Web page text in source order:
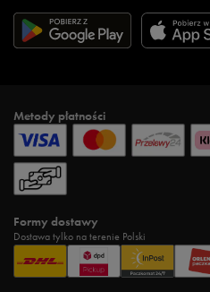
Metody płatności
Formy dostawy
Dostawa tylko na terenie Polski